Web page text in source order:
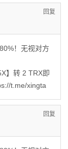
回复
！无视对方
】转 2 TRX即
t.me/xingta
回复